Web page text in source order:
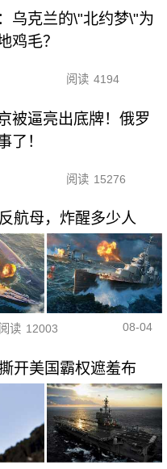
乌克兰的\"北约梦\"为
鸡毛？
阅读 4194
被逼亮出底牌！俄罗
了！
阅读 15276
航母，炸醒多少人
阅读 12003 08-04
开美国霸权遮羞布